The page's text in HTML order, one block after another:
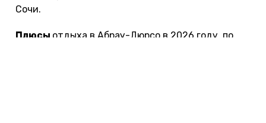
Сочи.
Плюсы отдыха в Абрау-Дюрсо в 2026 году, по